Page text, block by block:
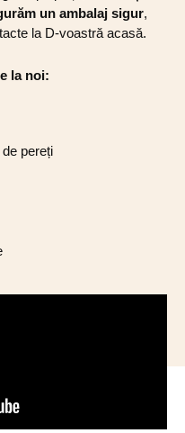
un ambalaj sigur,
la D-voastră acasă.
la noi:
pereți